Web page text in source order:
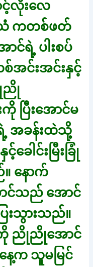
င့်လိုးလေ
ကတစ်ဖတ်
င်ရဲ့ ပါးစပ်
အင်းအင်းနှင့်
ညို
ပြီးအောင်မ
အခန်းထဲသို့
င့်ခေါင်းမြီးခြုံ
နောက်
င်သည် အောင်
းသွားသည်။
ညိုညိုအောင်
ေ့က သူမမြင်